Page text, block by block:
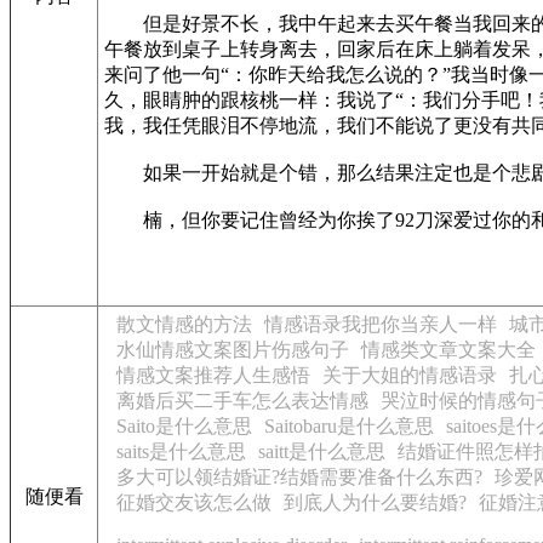
但是好景不长，我中午起来去买午餐当我回来
午餐放到桌子上转身离去，回家后在床上躺着发呆
来问了他一句“：你昨天给我怎么说的？”我当时
久，眼睛肿的跟核桃一样：我说了“：我们分手吧
我，我任凭眼泪不停地流，我们不能说了更没有共
如果一开始就是个错，那么结果注定也是个悲
楠，但你要记住曾经为你挨了92刀深爱过你的
随便看
散文情感的方法 情感语录我把你当亲人一样 城
水仙情感文案图片伤感句子
情感类文章文案大全
情感文案推荐人生感悟
关于大姐的情感语录
扎
离婚后买二手车怎么表达情感
哭泣时候的情感句
Saito是什么意思
Saitobaru是什么意思
saitoes是
saits是什么意思
saitt是什么意思
结婚证件照怎样
多大可以领结婚证?结婚需要准备什么东西? 珍爱
征婚交友该怎么做
到底人为什么要结婚? 征婚注